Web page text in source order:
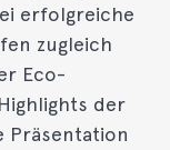
erfolgreiche
zugleich
Eco-
der
Präsentation